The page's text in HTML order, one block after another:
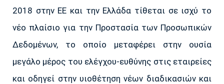
2018 στην ΕΕ και την Ελλάδα τίθεται σε ισχύ το
νέο πλαίσιο για την Προστασία των Προσωπικών
Δεδομένων, το οποίο μεταφέρει στην ουσία
μεγάλο μέρος του ελέγχου-ευθύνης στις εταιρείες
και οδηγεί στην υιοθέτηση νέων διαδικασιών και